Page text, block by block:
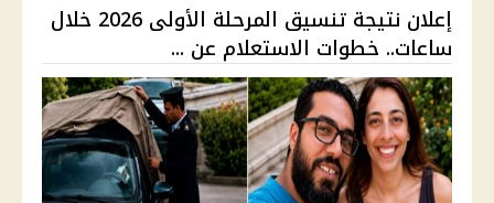
إعلان نتيجة تنسيق المرحلة الأولى 2026 خلال
ساعات.. خطوات الاستعلام عن ...